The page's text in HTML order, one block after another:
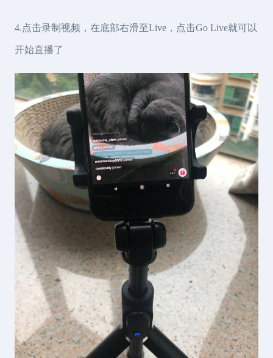
4.点击录制视频，在底部右滑至Live，点击Go Live就可以
开始直播了